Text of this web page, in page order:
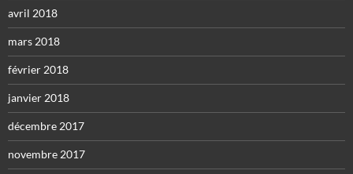
avril 2018
mars 2018
février 2018
janvier 2018
décembre 2017
novembre 2017